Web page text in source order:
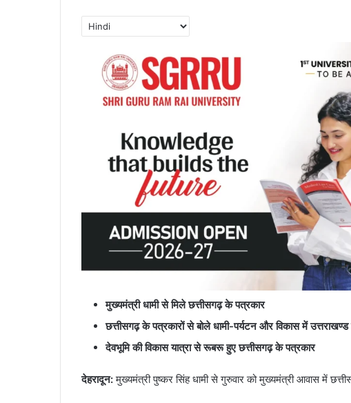
मुख्यमंत्री धामी से मिले छत्तीसगढ़ के पत्रकार
छत्तीसगढ़ के पत्रकारों से बोले धामी-पर्यटन और विकास में उत्तराखण्ड
देवभूमि की विकास यात्रा से रूबरू हुए छत्तीसगढ़ के पत्रकार
देहरादून:मुख्यमंत्री पुष्कर सिंह धामी से गुरुवार को मुख्यमंत्री आवास में